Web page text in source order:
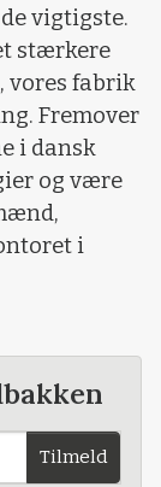
vigtigste.
stærkere
vores fabrik
Fremover
i dansk
og være
i
Tilmeld